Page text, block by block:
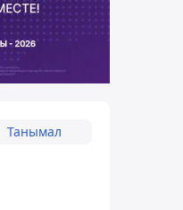
Танымал